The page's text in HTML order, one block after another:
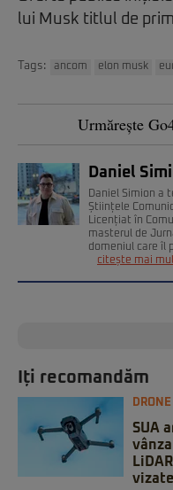
lui Musk titlul de
Tags: ancom elon musk
Urmărește
Daniel
Daniel Simion a
Științele
Licențiat în
masterul de
domeniul care îl
citește mai
Iți recomandăm
DRONE
SUA